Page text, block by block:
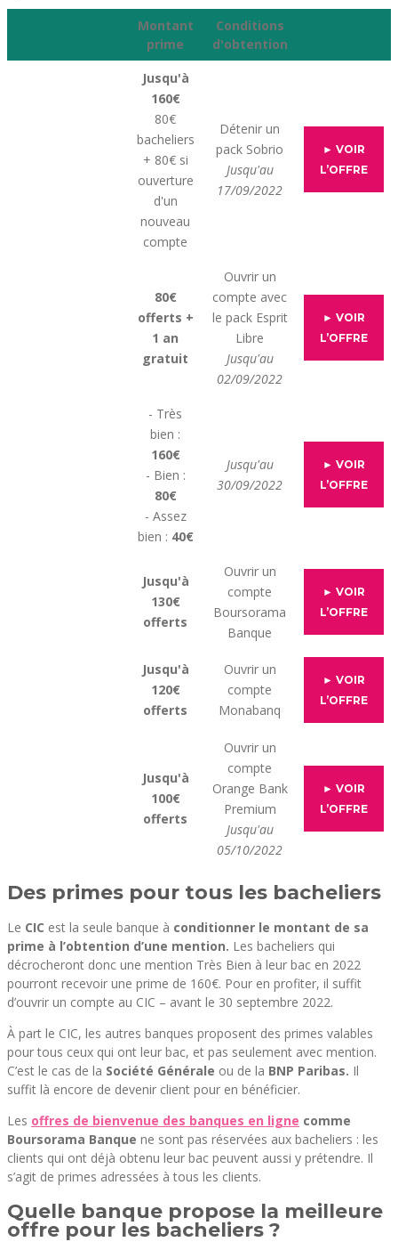
Montant
prime
Conditions
d'obtention
Jusqu'à
160€
80€
bacheliers
+ 80€ si
ouverture
d'un
nouveau
compte
Détenir un
pack Sobrio
Jusqu'au
17/09/2022
► VOIR
L’OFFRE
80€
offerts +
1 an
gratuit
Ouvrir un
compte avec
le pack Esprit
Libre
Jusqu'au
02/09/2022
► VOIR
L’OFFRE
- Très
bien :
160€
- Bien :
80€
- Assez
bien : 40€
Jusqu'au
30/09/2022
► VOIR
L’OFFRE
Jusqu'à
130€
offerts
Ouvrir un
compte
Boursorama
Banque
► VOIR
L’OFFRE
Jusqu'à
120€
offerts
Ouvrir un
compte
Monabanq
► VOIR
L’OFFRE
Jusqu'à
100€
offerts
Ouvrir un
compte
Orange Bank
Premium
Jusqu'au
05/10/2022
► VOIR
L’OFFRE
Des primes pour tous les bacheliers
Le CIC est la seule banque à conditionner le montant de sa
prime à l’obtention d’une mention. Les bacheliers qui
décrocheront donc une mention Très Bien à leur bac en 2022
pourront recevoir une prime de 160€. Pour en profiter, il suffit
d’ouvrir un compte au CIC – avant le 30 septembre 2022.
À part le CIC, les autres banques proposent des primes valables
pour tous ceux qui ont leur bac, et pas seulement avec mention.
C’est le cas de la Société Générale ou de la BNP Paribas. Il
suffit là encore de devenir client pour en bénéficier.
Les offres de bienvenue des banques en ligne comme
Boursorama Banque ne sont pas réservées aux bacheliers : les
clients qui ont déjà obtenu leur bac peuvent aussi y prétendre. Il
s’agit de primes adressées à tous les clients.
Quelle banque propose la meilleure
offre pour les bacheliers ?